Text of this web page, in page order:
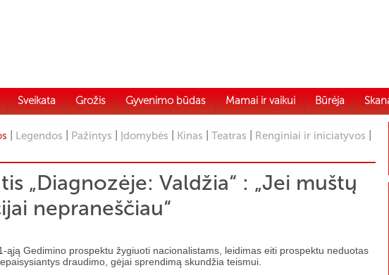
Sveikata Grožis Gyvenimo būdas Mamai ir vaikui Būrėja
Legendos Pažintys Įdomybės Kinas Teatras Renginiai ir iniciatyvos
„Diagnozėje: Valdžia“ : „Jei muštų
nepraneščiau“
ąją Gedimino prospektu žygiuoti nacionalistams, leidimas eiti prospektu neduotas
draudimo, gėjai sprendimą skundžia teismui.